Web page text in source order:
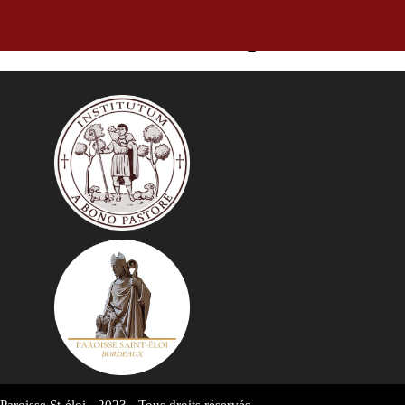
Horaires des offices pour la